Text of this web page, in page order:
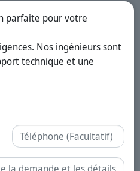
parfaite pour votre
Nos ingénieurs sont
technique et une
Téléphone